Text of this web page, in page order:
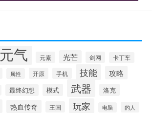
元气 元素 光芒 剑网 卡丁车
属性 开原 手机 技能 攻略
最终幻想 模式 武器 洛克
热血传奇 王国 玩家 电脑 的人